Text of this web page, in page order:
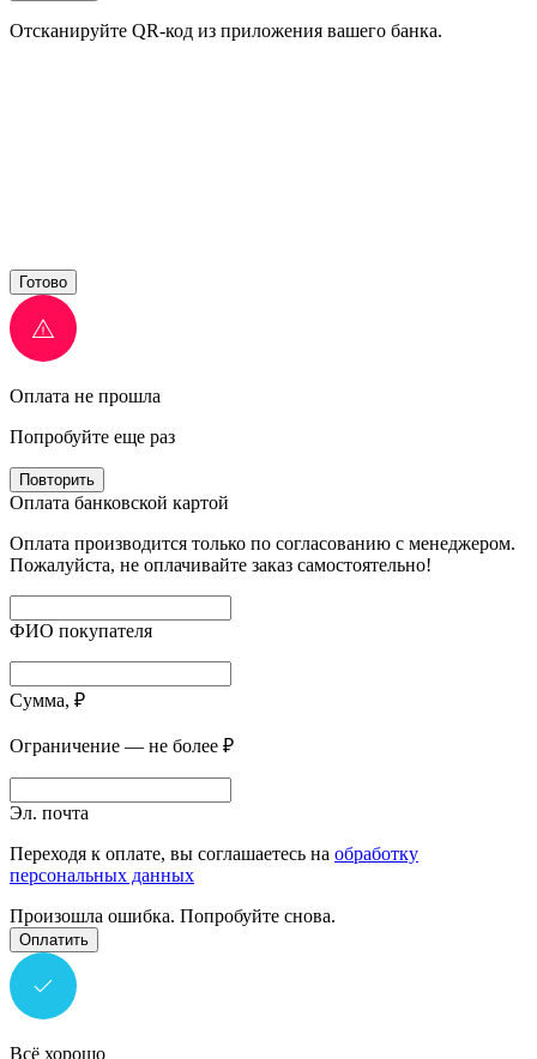
Отсканируйте QR-код из приложения вашего банка.
Готово
Оплата не прошла
Попробуйте еще раз
Повторить
Оплата банковской картой
Оплата производится только по согласованию с менеджером.
Пожалуйста, не оплачивайте заказ самостоятельно!
ФИО покупателя
Сумма, ₽
Ограничение — не более ₽
Эл. почта
Переходя к оплате, вы соглашаетесь на обработку
персональных данных
Произошла ошибка. Попробуйте снова.
Оплатить
Всё хорошо